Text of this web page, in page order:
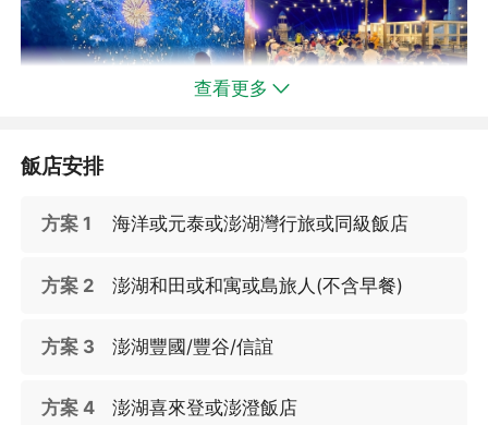
◆班機時間仍須依實際配位告知為準，如有變動另行通知。
⚠️⚠️此為促銷專案，懇請確認並認同上述資訊再下單，謝謝配合！
⚠️⚠️
濃厚度假氛圍。無論是戲水後的輕鬆歇腳，或單純想找個角落放
查看更多
飯店安排
方案 1 海洋或元泰或澎湖灣行旅或同級飯店
方案 2 澎湖和田或和寓或島旅人(不含早餐)
方案 3 澎湖豐國/豐谷/信誼
方案 4 澎湖喜來登或澎澄飯店